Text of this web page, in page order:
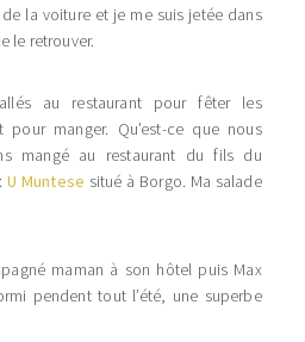
la voiture et je me suis jetée dans
le retrouver.
au restaurant pour fêter les
pour manger. Qu’est-ce que nous
mangé au restaurant du fils du
U Muntese situé à Borgo. Ma salade
maman à son hôtel puis Max
pendent tout l’été, une superbe